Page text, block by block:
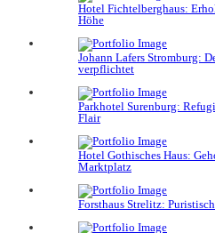
Hotel Fichtelberghaus:
Höhe
Johann Lafers Stromburg:
verpflichtet
Parkhotel Surenburg:
Flair
Hotel Gothisches Haus:
Marktplatz
Forsthaus Strelitz: